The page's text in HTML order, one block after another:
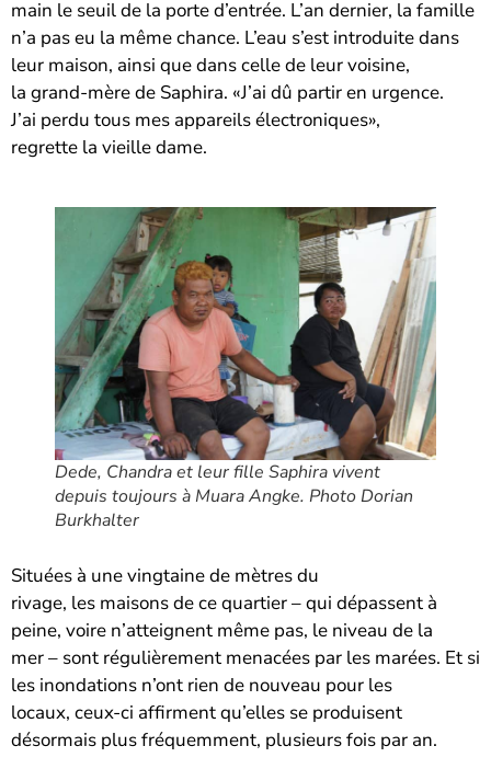
main le seuil de la porte d’entrée. L’an dernier, la famille
n’a pas eu la même chance. L’eau s’est introduite dans
leur maison, ainsi que dans celle de leur voisine,
la grand-mère de Saphira. «J’ai dû partir en urgence.
J’ai perdu tous mes appareils électroniques»,
regrette la vieille dame.
Dede, Chandra et leur fille Saphira vivent
depuis toujours à Muara Angke. Photo Dorian
Burkhalter
Situées à une vingtaine de mètres du
rivage, les maisons de ce quartier – qui dépassent à
peine, voire n’atteignent même pas, le niveau de la
mer – sont régulièrement menacées par les marées. Et si
les inondations n’ont rien de nouveau pour les
locaux, ceux-ci affirment qu’elles se produisent
désormais plus fréquemment, plusieurs fois par an.